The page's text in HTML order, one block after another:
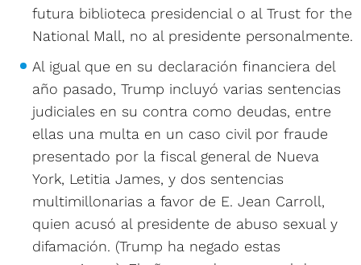
futura biblioteca presidencial o al Trust for the
National Mall, no al presidente personalmente.
Al igual que en su declaración financiera del
año pasado, Trump incluyó varias sentencias
judiciales en su contra como deudas, entre
ellas una multa en un caso civil por fraude
presentado por la fiscal general de Nueva
York, Letitia James, y dos sentencias
multimillonarias a favor de E. Jean Carroll,
quien acusó al presidente de abuso sexual y
difamación. (Trump ha negado estas